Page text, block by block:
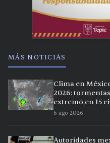
MÁS NOTICIAS
Clima en
2026:
extremo en 15
6 ago 2026
Autoridades